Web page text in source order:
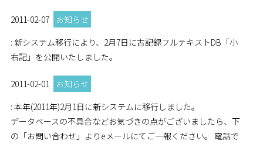
2011-02-07
お知らせ
: 新システム移行により、2月7日に古記録フルテキストDB「小
右記」を公開いたしました。
2011-02-01
お知らせ
: 本年(2011年)2月1日に新システムに移行しました。
データベースの不具合などお気づきの点がございましたら、下
の「お問い合わせ」よりeメールにてご一報ください。 電話で